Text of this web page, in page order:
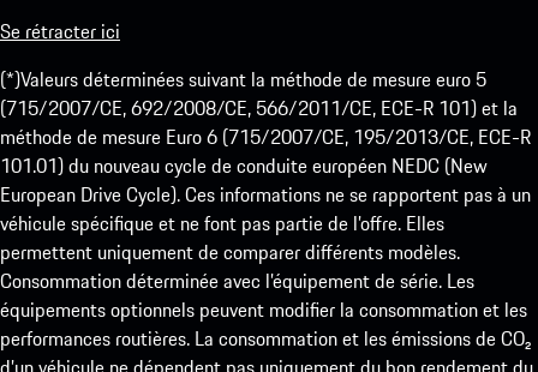
Se rétracter ici
(*)Valeurs déterminées suivant la méthode de mesure euro 5
(715/2007/CE, 692/2008/CE, 566/2011/CE, ECE-R 101) et la
méthode de mesure Euro 6 (715/2007/CE, 195/2013/CE, ECE-R
101.01) du nouveau cycle de conduite européen NEDC (New
European Drive Cycle). Ces informations ne se rapportent pas à un
véhicule spécifique et ne font pas partie de l’offre. Elles
permettent uniquement de comparer différents modèles.
Consommation déterminée avec l’équipement de série. Les
équipements optionnels peuvent modifier la consommation et les
performances routières. La consommation et les émissions de CO₂